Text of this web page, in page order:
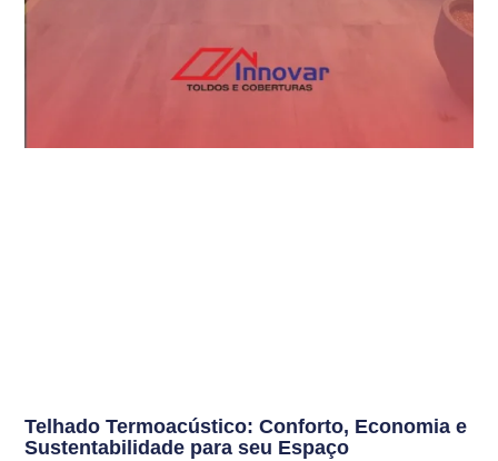
Telhado Termoacústico: Conforto, Economia e
Sustentabilidade para seu Espaço